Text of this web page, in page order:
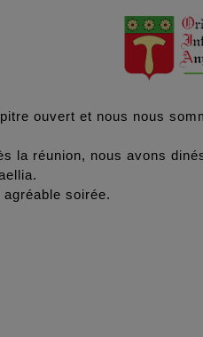
ouvert et nous nous
la réunion, nous avons
agréable soirée.